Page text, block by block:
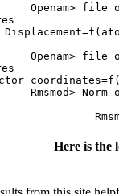
Openam>
Openam>
Rmsmod>
Here is the